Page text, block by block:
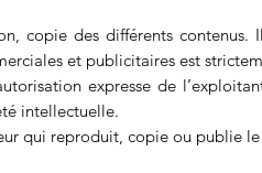
copie des différents contenus.
et publicitaires est
expresse de
intellectuelle.
qui reproduit, copie ou publie